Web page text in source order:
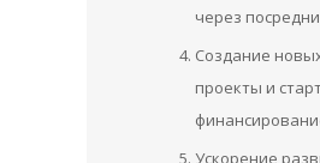
через
Создание
проекты и
Ускорение